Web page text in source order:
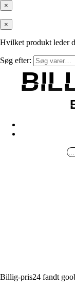
×
×
Hvilket produkt leder
Søg efter:
Billig-pris24 fandt